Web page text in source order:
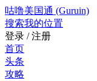
咕噜美国通 (Guruin)
搜索我的位置
登录 / 注册
首页
头条
攻略